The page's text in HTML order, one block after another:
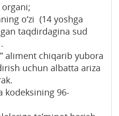
o‘zi (14 yoshga
taqdirdagina sud
aliment chiqarib yubora
uchun albatta ariza
kodeksining 96-